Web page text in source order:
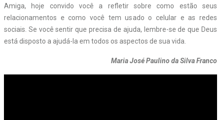
Amiga, hoje convido você a refletir sobre como estão seus
relacionamentos e como você tem usado o celular e as redes
sociais. Se você sentir que precisa de ajuda, lembre-se de que Deus
está disposto a ajudá-la em todos os aspectos de sua vida.
Maria José Paulino da Silva Franco